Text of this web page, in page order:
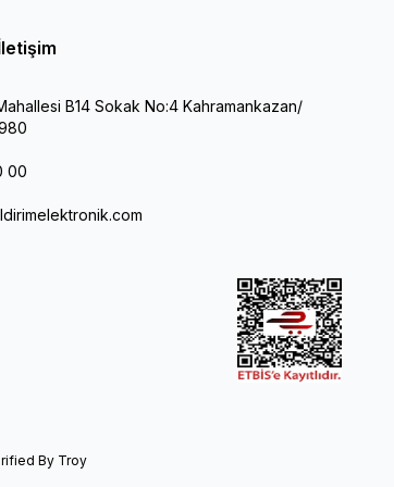
B14 Sokak No:4 Kahramankazan/
00